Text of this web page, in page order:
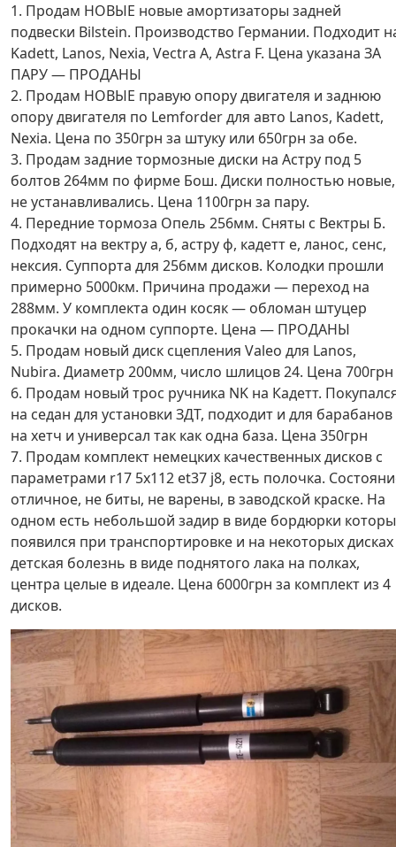
1. Продам НОВЫЕ новые амортизаторы задней
подвески Bilstein. Производство Германии. Подходит
Kadett, Lanos, Nexia, Vectra A, Astra F. Цена указана ЗА
ПАРУ — ПРОДАНЫ
2. Продам НОВЫЕ правую опору двигателя и заднюю
опору двигателя по Lemforder для авто Lanos, Kadett,
Nexia. Цена по 350грн за штуку или 650грн за обе.
3. Продам задние тормозные диски на Астру под 5
болтов 264мм по фирме Бош. Диски полностью новые,
не устанавливались. Цена 1100грн за пару.
4. Передние тормоза Опель 256мм. Сняты с Вектры Б.
Подходят на вектру а, б, астру ф, кадетт е, ланос, сенс,
нексия. Суппорта для 256мм дисков. Колодки прошли
примерно 5000км. Причина продажи — переход на
288мм. У комплекта один косяк — обломан штуцер
прокачки на одном суппорте. Цена — ПРОДАНЫ
5. Продам новый диск сцепления Valeo для Lanos,
Nubira. Диаметр 200мм, число шлицов 24. Цена 700грн
6. Продам новый трос ручника NK на Кадетт.
на седан для установки ЗДТ, подходит и для барабанов
на хетч и универсал так как одна база. Цена 350грн
7. Продам комплект немецких качественных дисков с
параметрами r17 5х112 et37 j8, есть полочка.
отличное, не биты, не варены, в заводской краске. На
одном есть небольшой задир в виде бордюрки
появился при транспортировке и на некоторых дисках
детская болезнь в виде поднятого лака на полках,
центра целые в идеале. Цена 6000грн за комплект из 4
дисков.